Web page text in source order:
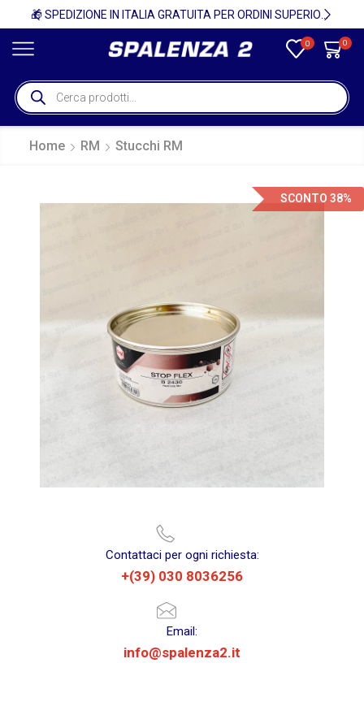
🎁 SPEDIZIONE IN ITALIA GRATUITA PER ORDINI SUPERIORI A 750€ + IVA 🎁
0 0
Home RM Stucchi RM
SCONTO 38%
Contattaci per ogni richiesta:
+(39) 030 8036256
Email:
info@spalenza2.it